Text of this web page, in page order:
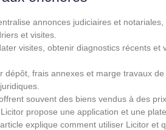
annonces judiciaires et
et visites.
visites, obtenir diagnostics récents
dépôt, frais annexes et marge travaux
souvent des biens vendus à des
propose une application et une
explique comment utiliser Licitor et